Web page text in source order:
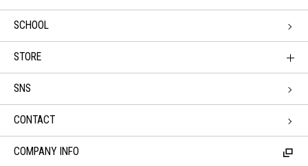
SCHOOL
STORE
SNS
CONTACT
COMPANY INFO